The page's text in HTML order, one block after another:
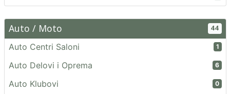
Auto / Moto 44
Auto Centri Saloni 1
Auto Delovi i Oprema 6
Auto Klubovi 0